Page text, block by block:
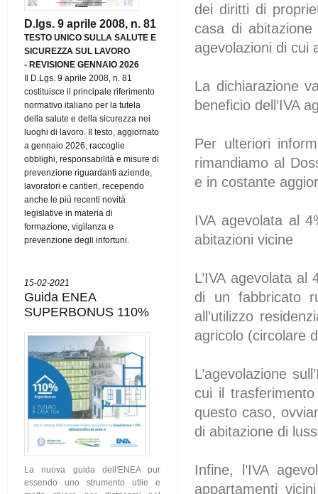
D.lgs. 9 aprile 2008, n. 81
TESTO UNICO SULLA SALUTE E
SICUREZZA SUL LAVORO
- REVISIONE GENNAIO 2026
Il D.Lgs. 9 aprile 2008, n. 81
costituisce il principale riferimento
normativo italiano per la tutela
della salute e della sicurezza nei
luoghi di lavoro. Il testo, aggiornato
a gennaio 2026, raccoglie
obblighi, responsabilità e misure di
prevenzione riguardanti aziende,
lavoratori e cantieri, recependo
anche le più recenti novità
legislative in materia di
formazione, vigilanza e
prevenzione degli infortuni.
15-02-2021
Guida ENEA
SUPERBONUS 110%
La nuova guida dell'ENEA pur
essendo uno strumento utlie e
dei diritti di
casa di
agevolazioni di cui
La dichiarazione
beneficio dell’IVA
Per ulteriori
rimandiamo al
e in costante
IVA agevolata al
abitazioni vicine
L’IVA agevolata
di un fabbricato
all’utilizzo
agricolo (circolare
L’agevolazione
cui il
questo caso,
di abitazione di
Infine, l’IVA
appartamenti